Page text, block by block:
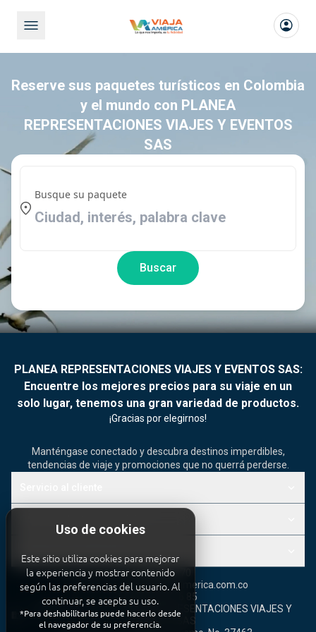
Reserve sus paquetes turísticos en Colombia
y el mundo con PLANEA
REPRESENTACIONES VIAJES Y EVENTOS
SAS
Busque su paquete
Buscar
Uso de cookies
Este sitio utiliza cookies para mejorar
la experiencia y mostrar contenido
según las preferencias del usuario. Al
continuar, se acepta su uso.
*Para deshabilitarlas puede hacerlo desde
el navegador de su preferencia.
PLANEA REPRESENTACIONES VIAJES Y EVENTOS SAS:
Encuentre los mejores precios para su viaje en un
solo lugar, tenemos una gran variedad de productos.
¡Gracias por elegirnos!
Manténgase conectado y descubra destinos imperdibles,
tendencias de viaje y promociones que no querrá perderse.
call3007980870
mailadministrativo1@viajaamerica.com.co
location_on
CR 13 NO 16 85
domain
Agencia de viajes PLANEA REPRESENTACIONES VIAJES Y
EVENTOS SAS